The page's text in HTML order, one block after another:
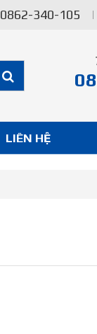
0862-340-105
LIÊN HỆ